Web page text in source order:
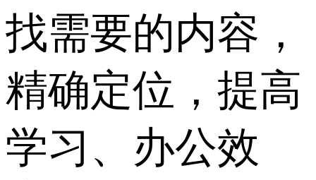
找需要的内容，
精确定位，提高
学习、办公效